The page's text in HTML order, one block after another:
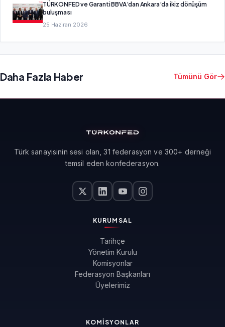
TÜRKONFED ve Garanti BBVA’dan Ankara’da ikiz dönüşüm
buluşması
25 Haziran 2026
Daha Fazla Haber Tümünü Gör
Türk sanayisinin sesi olan, 31 federasyon ve 300+ derneği
temsil eden konfederasyon.
KURUMSAL
Tarihçe
Yönetim Kurulu
Komisyonlar
Federasyon Başkanları
Üyelerimiz
KOMISYONLAR